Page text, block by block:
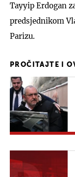
Tayyip Erdogan
predsjednikom
Parizu.
PROČITAJTE I